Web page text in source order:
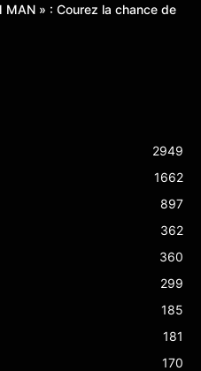
MAN » : Courez la chance de
2949
1662
897
362
360
299
185
181
170